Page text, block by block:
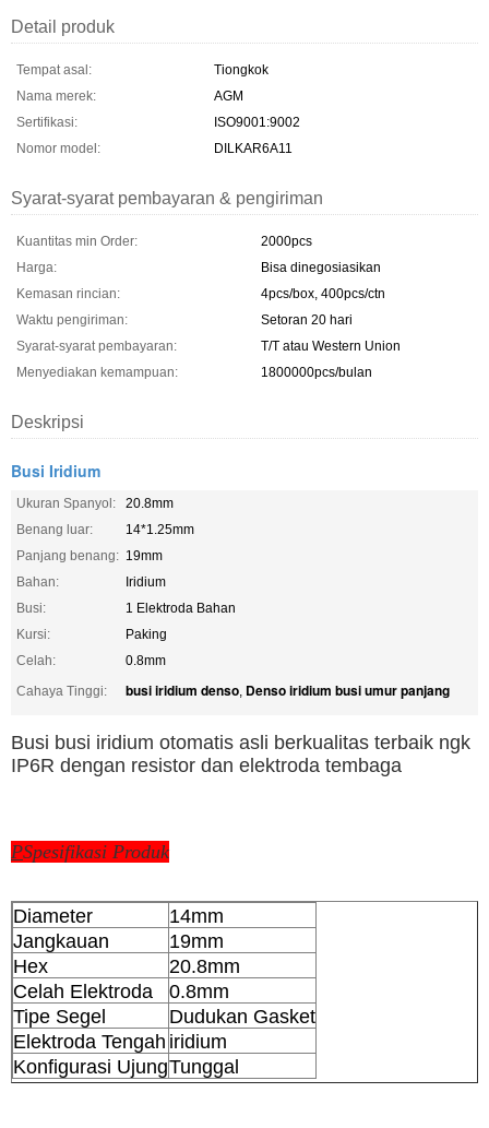
Detail produk
Tempat asal:
Tiongkok
Nama merek:
AGM
Sertifikasi:
ISO9001:9002
Nomor model:
DILKAR6A11
Syarat-syarat pembayaran & pengiriman
Kuantitas min Order:
2000pcs
Harga:
Bisa dinegosiasikan
Kemasan rincian:
4pcs/box, 400pcs/ctn
Waktu pengiriman:
Setoran 20 hari
Syarat-syarat pembayaran:
T/T atau Western Union
Menyediakan kemampuan:
1800000pcs/bulan
Deskripsi
Busi Iridium
Ukuran Spanyol:
20.8mm
Benang luar:
14*1.25mm
Panjang benang: 19mm
Bahan:
Iridium
Busi:
1 Elektroda Bahan
Kursi:
Paking
Celah:
0.8mm
Cahaya Tinggi:
busi iridium denso, Denso iridium busi umur panjang
Busi busi iridium otomatis asli berkualitas terbaik ngk
IP6R dengan resistor dan elektroda tembaga
PSpesifikasi Produk
Diameter
14mm
Jangkauan
19mm
Hex
20.8mm
Celah Elektroda
0.8mm
Tipe Segel
Dudukan Gasket
Elektroda Tengah iridium
Konfigurasi UjungTunggal